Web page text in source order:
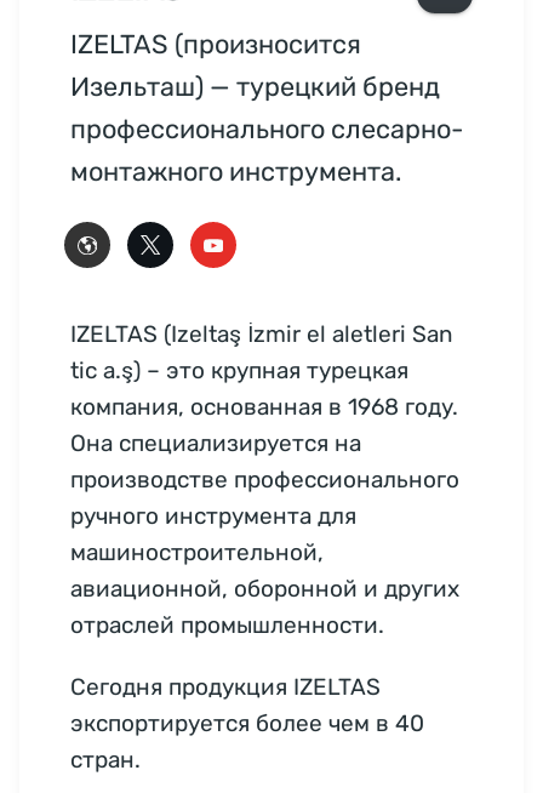
IZELTAS (произносится
Изельташ) — турецкий бренд
профессионального слесарно-
монтажного инструмента.
IZELTAS (Izeltaş İzmir el aletleri San
tic a.ş) – это крупная турецкая
компания, основанная в 1968 году.
Она специализируется на
производстве профессионального
ручного инструмента для
машиностроительной,
авиационной, оборонной и других
отраслей промышленности.
Сегодня продукция IZELTAS
экспортируется более чем в 40
стран.